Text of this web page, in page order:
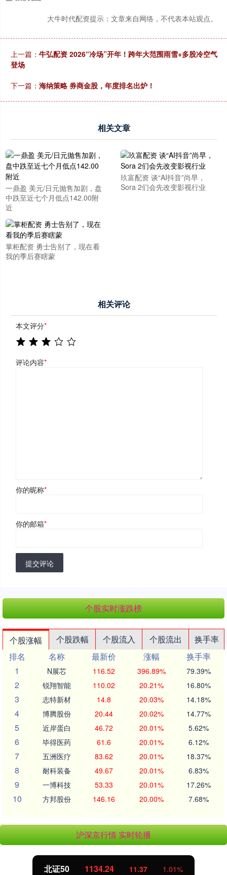
大牛时代配资提示：文章来自网络，不代表本站观点。
上一篇： 牛弘配资 2026“冷场”开年！跨年大范围雨雪+多股冷空气
登场
下一篇： 海纳策略 券商金股，年度排名出炉！
相关文章
一鼎盈 美元/日元抛售加剧，盘
中跌至近七个月低点142.00附
近
玖富配资 谈“AI抖音”尚早，
Sora 2们会先改变影视行业
掌柜配资 勇士告别了，现在看
我的季后赛瞎蒙
相关评论
本文评分*
评论内容*
你的昵称*
你的邮箱*
提交评论
个股实时涨跌榜
个股涨幅 个股跌幅 个股流入 个股流出
换手率
排名
名称 最新价 涨幅
换手率
1
N展芯 116.52 396.89% 79.39%
2 锐翔智能 110.02 20.21% 16.80%
3 志特新材 14.8 20.03% 14.18%
4 博腾股份 20.44 20.02% 14.77%
5 近岸蛋白 46.72 20.01% 5.62%
6 毕得医药 61.6 20.01% 6.12%
7 五洲医疗 83.62 20.01% 18.37%
8 耐科装备 49.67 20.01% 6.83%
9 一博科技 53.33 20.01% 17.26%
10 方邦股份 146.16 20.00% 7.68%
沪深京行情 实时轮播
北证50 1134.24 11.37 1.01%